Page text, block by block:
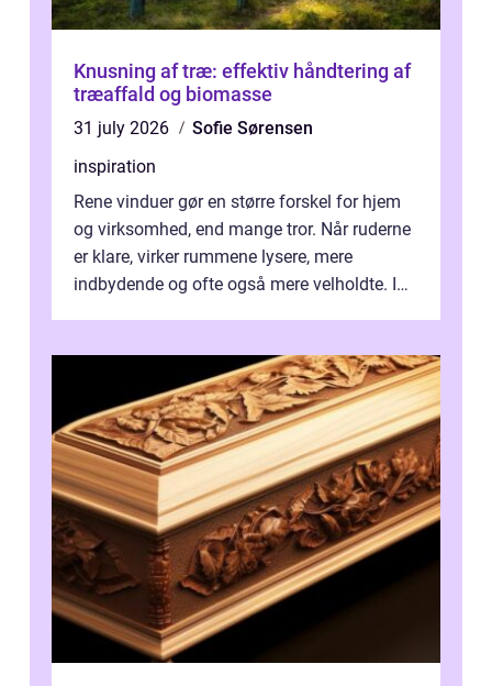
Knusning af træ: effektiv håndtering af
træaffald og biomasse
31 july 2026
Sofie Sørensen
inspiration
Rene vinduer gør en større forskel for hjem
og virksomhed, end mange tror. Når ruderne
er klare, virker rummene lysere, mere
indbydende og ofte også mere velholdte. I